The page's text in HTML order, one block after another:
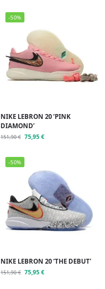
-50%
NIKE LEBRON 20 ‘PINK
DIAMOND’
151,90€ 75,95€
-50%
NIKE LEBRON 20 ‘THE DEBUT’
151,90€ 75,95€